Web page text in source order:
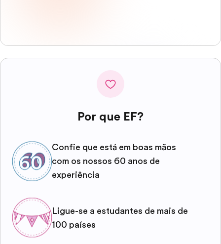
Por que EF?
Confie que está em boas mãos
com os nossos 60 anos de
experiência
Ligue-se a estudantes de mais de
100 países